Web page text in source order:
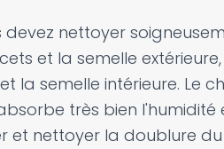
nettoyer
et la semelle extérieure,
la semelle intérieure. Le
très bien l'humidité
et nettoyer la doublure du